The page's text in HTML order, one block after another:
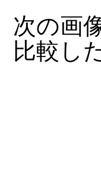
次の画
比較し